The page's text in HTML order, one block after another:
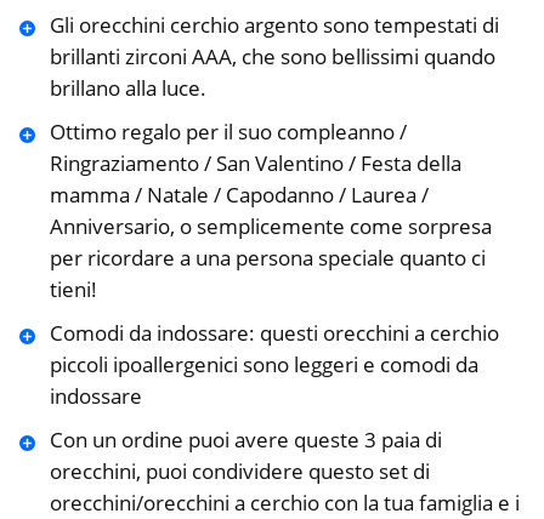
Gli orecchini cerchio argento sono tempestati di
brillanti zirconi AAA, che sono bellissimi quando
brillano alla luce.
Ottimo regalo per il suo compleanno /
Ringraziamento / San Valentino / Festa della
mamma / Natale / Capodanno / Laurea /
Anniversario, o semplicemente come sorpresa
per ricordare a una persona speciale quanto ci
tieni!
Comodi da indossare: questi orecchini a cerchio
piccoli ipoallergenici sono leggeri e comodi da
indossare
Con un ordine puoi avere queste 3 paia di
orecchini, puoi condividere questo set di
orecchini/orecchini a cerchio con la tua famiglia e i